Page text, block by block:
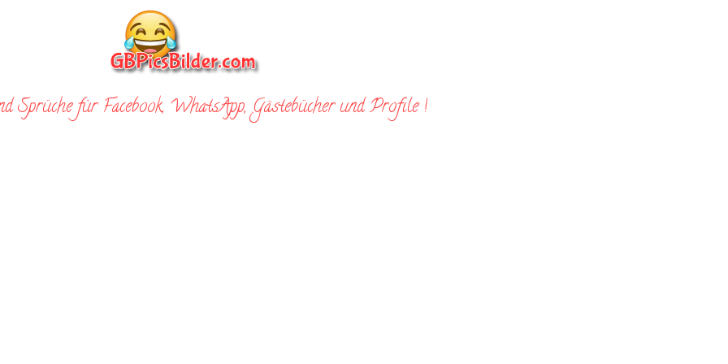
Sprüche für Facebook, WhatsApp, Gästebücher und Profile !